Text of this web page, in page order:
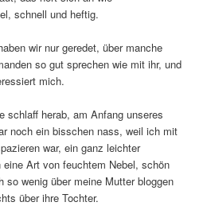
schnell und heftig.
wir nur geredet, über manche
so gut sprechen wie mit ihr, und
mich.
schlaff herab, am Anfang unseres
noch ein bisschen nass, weil ich mit
war, ein ganz leichter
Art von feuchtem Nebel, schön
so wenig über meine Mutter bloggen
über ihre Tochter.